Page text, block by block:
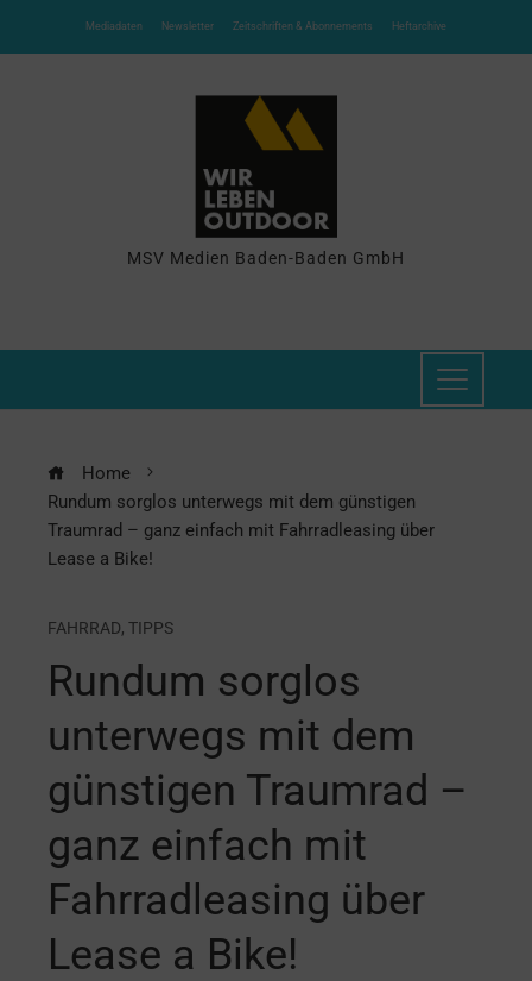
Mediadaten Newsletter Zeitschriften & Abonnements Heftarchive
MSV Medien Baden-Baden GmbH
Home
Rundum sorglos unterwegs mit dem günstigen
Traumrad – ganz einfach mit Fahrradleasing über
Lease a Bike!
FAHRRAD, TIPPS
Rundum sorglos
unterwegs mit dem
günstigen Traumrad –
ganz einfach mit
Fahrradleasing über
Lease a Bike!